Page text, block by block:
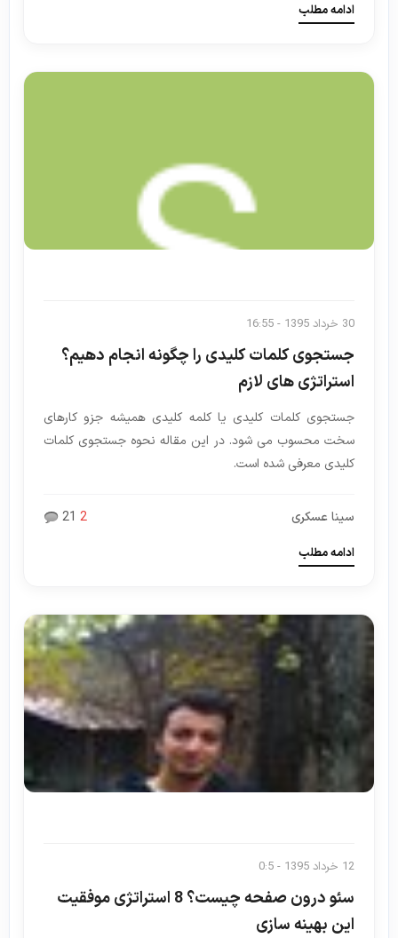
ادامه مطلب
30 خرداد 1395 - 16:55
جستجوی کلمات کلیدی را چگونه انجام دهیم؟
استراتژی های لازم
جستجوی کلمات کلیدی یا کلمه کلیدی همیشه جزو کارهای
سخت محسوب می شود. در این مقاله نحوه جستجوی کلمات
کلیدی معرفی شده است.
سینا عسکری 21 2
ادامه مطلب
12 خرداد 1395 - 0:5
سئو درون صفحه چیست؟ 8 استراتژی موفقیت
این بهینه سازی